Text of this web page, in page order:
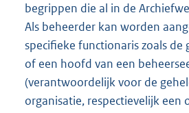
begrippen die al in de
Als beheerder kan worden
specifieke functionaris zoals de
of een hoofd van een
(verantwoordelijk voor de
organisatie, respectievelijk een